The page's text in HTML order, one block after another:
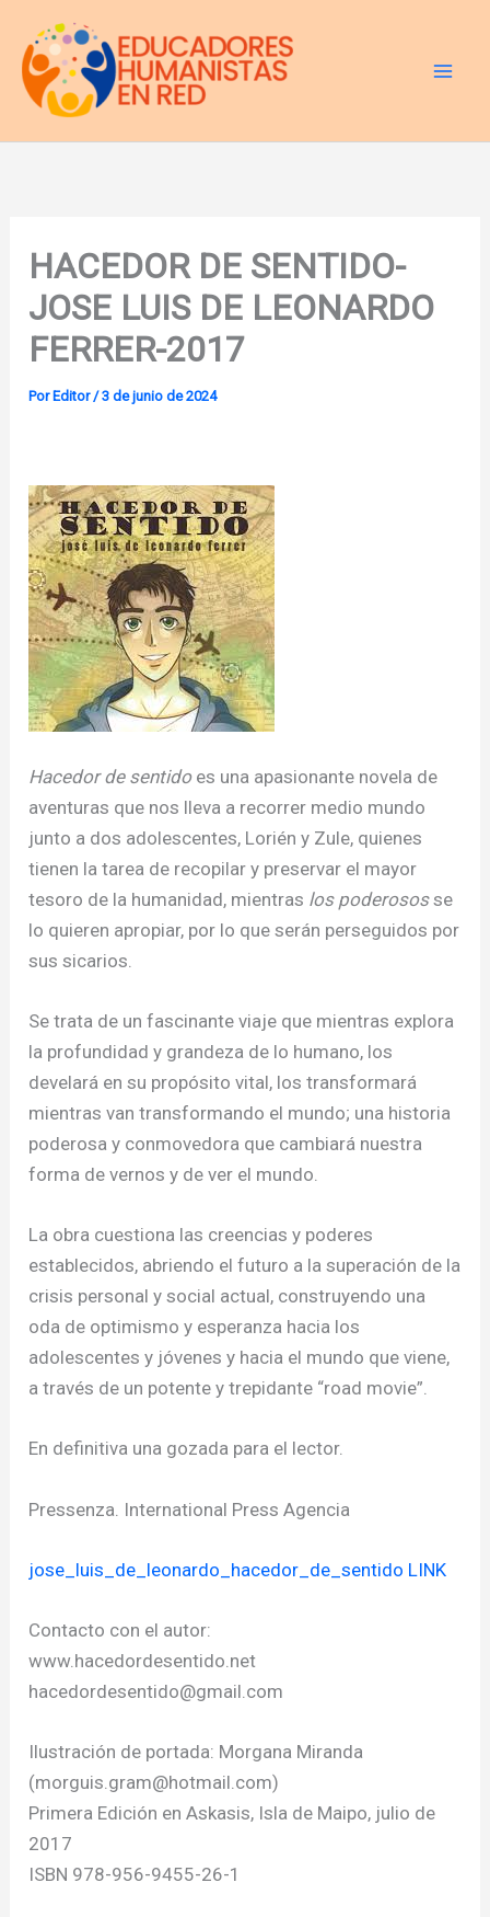
contenido
HACEDOR DE SENTIDO-
JOSE LUIS DE LEONARDO
FERRER-2017
PorEditor /3 de junio de 2024
Hacedor de sentido es una apasionante novela de
aventuras que nos lleva a recorrer medio mundo
junto a dos adolescentes, Lorién y Zule, quienes
tienen la tarea de recopilar y preservar el mayor
tesoro de la humanidad, mientras los poderososse
lo quieren apropiar, por lo que serán perseguidos por
sus sicarios.
Se trata de un fascinante viaje que mientras explora
la profundidad y grandeza de lo humano, los
develará en su propósito vital, los transformará
mientras van transformando el mundo; una historia
poderosa y conmovedora que cambiará nuestra
forma de vernos y de ver el mundo.
La obra cuestiona las creencias y poderes
establecidos, abriendo el futuro a la superación de la
crisis personal y social actual, construyendo una
oda de optimismo y esperanza hacia los
adolescentes y jóvenes y hacia el mundo que viene,
a través de un potente y trepidante “road movie”.
En definitiva una gozada para el lector.
Pressenza. International Press Agencia
jose_luis_de_leonardo_hacedor_de_sentido LINK
Contacto con el autor:
www.hacedordesentido.net
hacedordesentido@gmail.com
Ilustración de portada: Morgana Miranda
(morguis.gram@hotmail.com)
Primera Edición en Askasis, Isla de Maipo, julio de
2017
ISBN 978-956-9455-26-1